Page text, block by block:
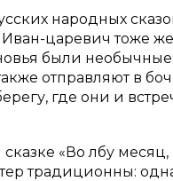
народных
Иван-царевич тоже
были
отправляют в
где они и
«Во лбу
традиционны: